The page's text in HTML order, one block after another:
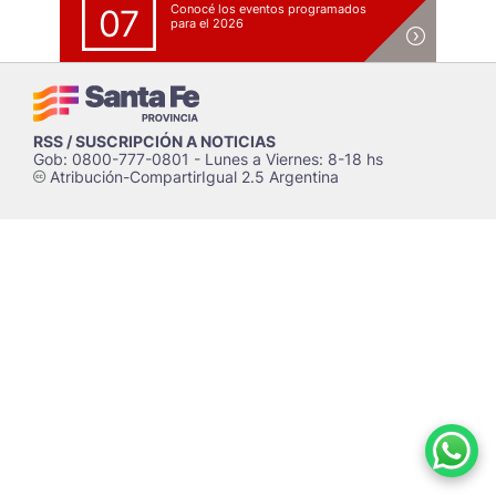
07
Conocé los eventos programados
para el 2026
RSS / SUSCRIPCIÓN A NOTICIAS
Gob: 0800-777-0801 - Lunes a Viernes: 8-18 hs
cAtribución-CompartirIgual 2.5 Argentina